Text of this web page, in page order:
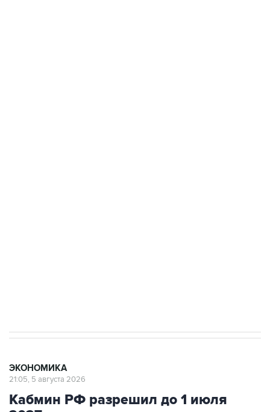
ЭКОНОМИКА
21:05, 5 августа 2026
Кабмин РФ разрешил до 1 июля